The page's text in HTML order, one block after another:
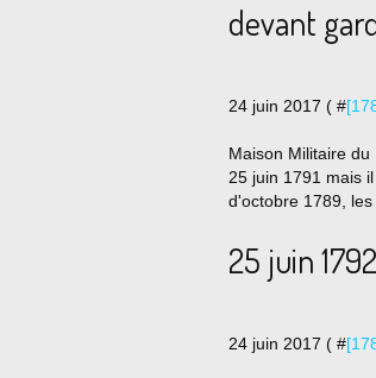
devant
24 juin 2017 ( #
Maison Militaire
25 juin 1791 mais
d'octobre 1789,
25 juin 1792
24 juin 2017 ( #